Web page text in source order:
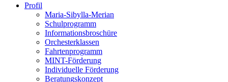
Profil
Maria-Sibylla-Merian
Schulprogramm
Informationsbroschüre
Orchesterklassen
Fahrtenprogramm
MINT-Förderung
Individuelle Förderung
Beratungskonzept